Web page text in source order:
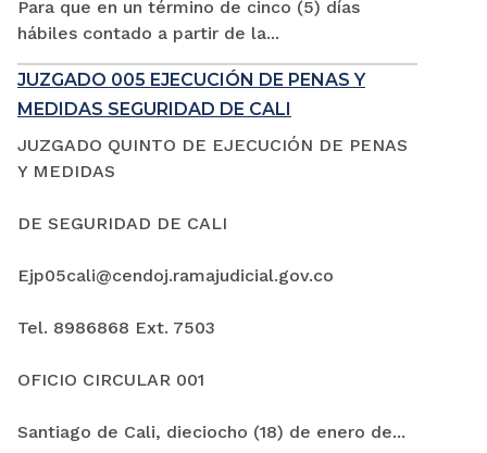
Para que en un término de cinco (5) días
hábiles contado a partir de la...
JUZGADO 005 EJECUCIÓN DE PENAS Y
MEDIDAS SEGURIDAD DE CALI
JUZGADO QUINTO DE EJECUCIÓN DE PENAS
Y MEDIDAS
DE SEGURIDAD DE CALI
Ejp05cali@cendoj.ramajudicial.gov.co
Tel. 8986868 Ext. 7503
OFICIO CIRCULAR 001
Santiago de Cali, dieciocho (18) de enero de...